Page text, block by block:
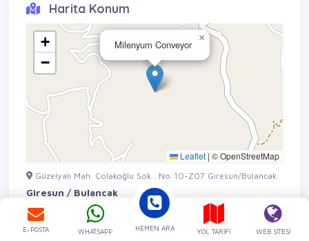
Harita Konum
Milenyum Conveyor
×
+
−
Leaflet | © OpenStreetMap
Güzelyalı Mah. Çolakoğlu Sok . No:10-Z07 Giresun/Bulancak
Giresun / Bulancak
E-POSTA WHATSAPP HEMEN ARA YOL TARIFI WEB SITESI